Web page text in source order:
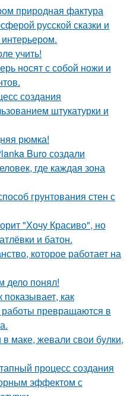
природная фактура
русской сказки и
учить!
носят с собой ножи и
создания
штукатурки и
рюмка!
Buro создали
где каждая зона
грунтования стен с
"Хочу Красиво", но
и батон.
которое работает на
дело понял!
показывает, как
превращаются в
маке, жевали свои булки,
процесс создания
эффектом с